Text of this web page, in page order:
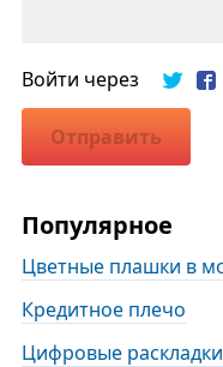
Войти через
Отправить
Популярное
Цветные плашки в
Кредитное плечо
Цифровые раскладки